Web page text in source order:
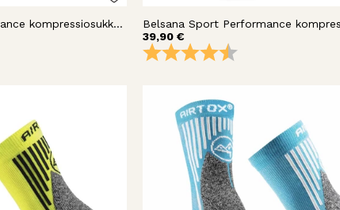
Belsana Sport Performance kompressiosukka polvi
39,90 €
Arvio: